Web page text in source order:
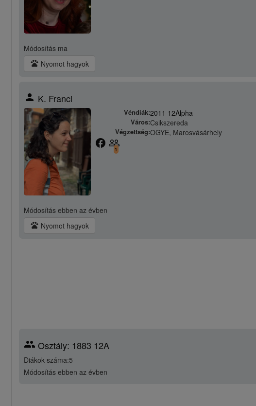
Módosítás ma
pets Nyomot hagyok
person K. Franci
Véndiák:2011 12Alpha
Város:Csikszereda
Végzettség:OGYE, Marosvásárhely
facebook people_outline
1
Módosítás ebben az évben
pets Nyomot hagyok
group Osztály: 1883 12A
Diákok száma:5
Módosítás ebben az évben